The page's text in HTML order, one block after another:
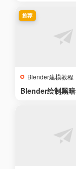
Blender建模教程
Blender绘制黑
推荐